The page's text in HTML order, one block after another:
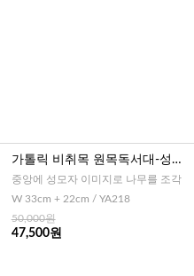
가톨릭 비취목 원목독서대-성모
자
중앙에 성모자 이미지로 나무를 조각
W 33cm + 22cm / YA218
50,000원
47,500원